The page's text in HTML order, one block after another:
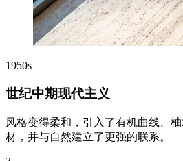
1950s
世纪中期现代主义
风格变得柔和，引入了有机曲线、
材，并与自然建立了更强的联系。